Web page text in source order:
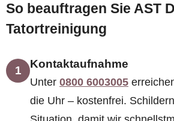
So beauftragen Sie AST
Tatortreinigung
1 Kontaktaufnahme
Unter 0800 6003005
die Uhr – kostenfrei.